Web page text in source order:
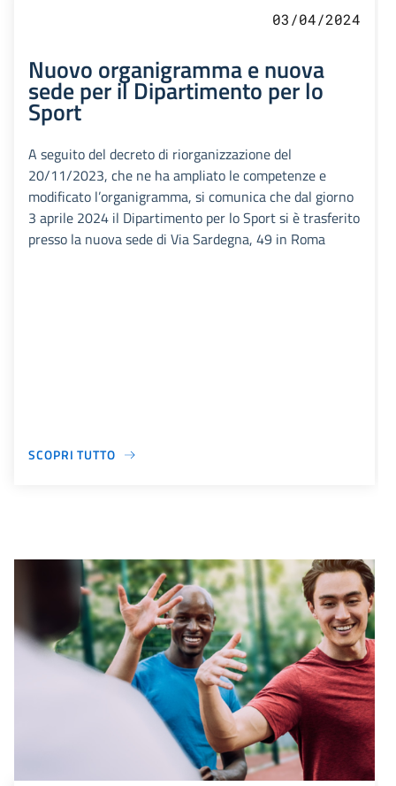
03/04/2024
Nuovo organigramma e nuova
sede per il Dipartimento per lo
Sport
A seguito del decreto di riorganizzazione del
20/11/2023, che ne ha ampliato le competenze e
modificato l’organigramma, si comunica che dal giorno
3 aprile 2024 il Dipartimento per lo Sport si è trasferito
presso la nuova sede di Via Sardegna, 49 in Roma
SCOPRI TUTTO